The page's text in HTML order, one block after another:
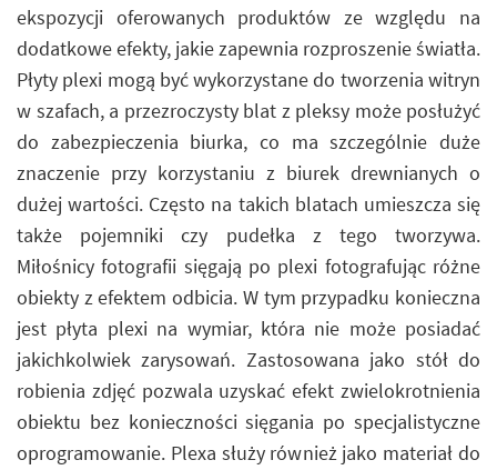
ekspozycji oferowanych produktów ze względu na
dodatkowe efekty, jakie zapewnia rozproszenie światła.
Płyty plexi mogą być wykorzystane do tworzenia witryn
w szafach, a przezroczysty blat z pleksy może posłużyć
do zabezpieczenia biurka, co ma szczególnie duże
znaczenie przy korzystaniu z biurek drewnianych o
dużej wartości. Często na takich blatach umieszcza się
także pojemniki czy pudełka z tego tworzywa.
Miłośnicy fotografii sięgają po plexi fotografując różne
obiekty z efektem odbicia. W tym przypadku konieczna
jest płyta plexi na wymiar, która nie może posiadać
jakichkolwiek zarysowań. Zastosowana jako stół do
robienia zdjęć pozwala uzyskać efekt zwielokrotnienia
obiektu bez konieczności sięgania po specjalistyczne
oprogramowanie. Plexa służy również jako materiał do